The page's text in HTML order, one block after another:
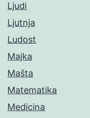
Ljudi
Ljutnja
Ludost
Majka
Mašta
Matematika
Medicina